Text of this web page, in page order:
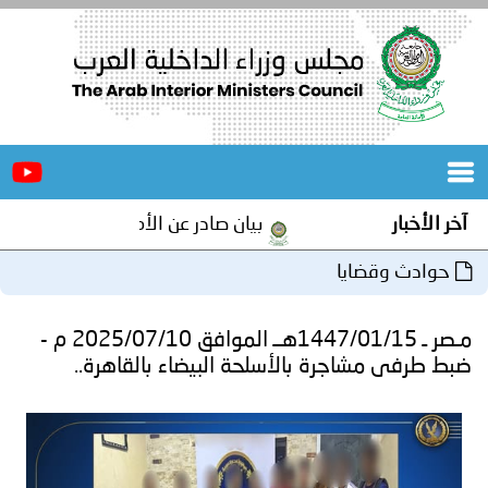
الرئيسية
المجلس
مؤتمرات
اجتماعات
آخر الأخبار بيان صادر عن الأمانة العامة لمجلس
حوادث وقضايا
مـصر ـ 1447/01/15هــ الموافق 2025/07/10 م -
ضبط طرفى مشاجرة بالأسلحة البيضاء بالقاهرة..